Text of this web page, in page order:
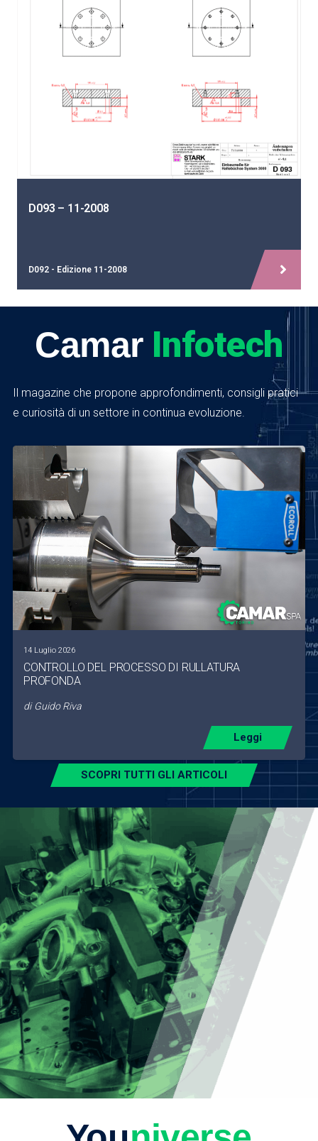
D093 – 11-2008
D092 - Edizione 11-2008
Camar Infotech
Il magazine che propone approfondimenti, consigli pratici
e curiosità di un settore in continua evoluzione.
14 Luglio 2026
CONTROLLO DEL PROCESSO DI RULLATURA
PROFONDA
di Guido Riva
Leggi
SCOPRI TUTTI GLI ARTICOLI